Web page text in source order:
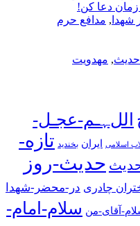
زمان دعا کن!
شهدا , مدافع حرم
, مهدویت
اللﮩـم-عجـل-
اسلامی ایران بخندید تازه-
حدیث-روز
چادری در-محضر-شهدا
آقای-من سلام-امام-